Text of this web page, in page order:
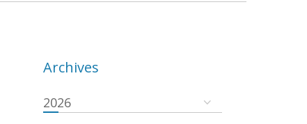
Archives
2026